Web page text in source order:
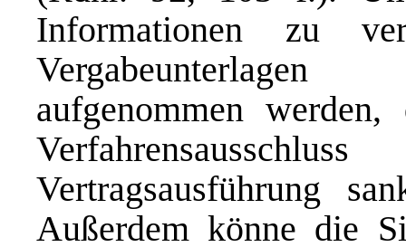
Informationen zu
Vergabeunterlagen
aufgenommen
Vertragsausführung
Außerdem könne die